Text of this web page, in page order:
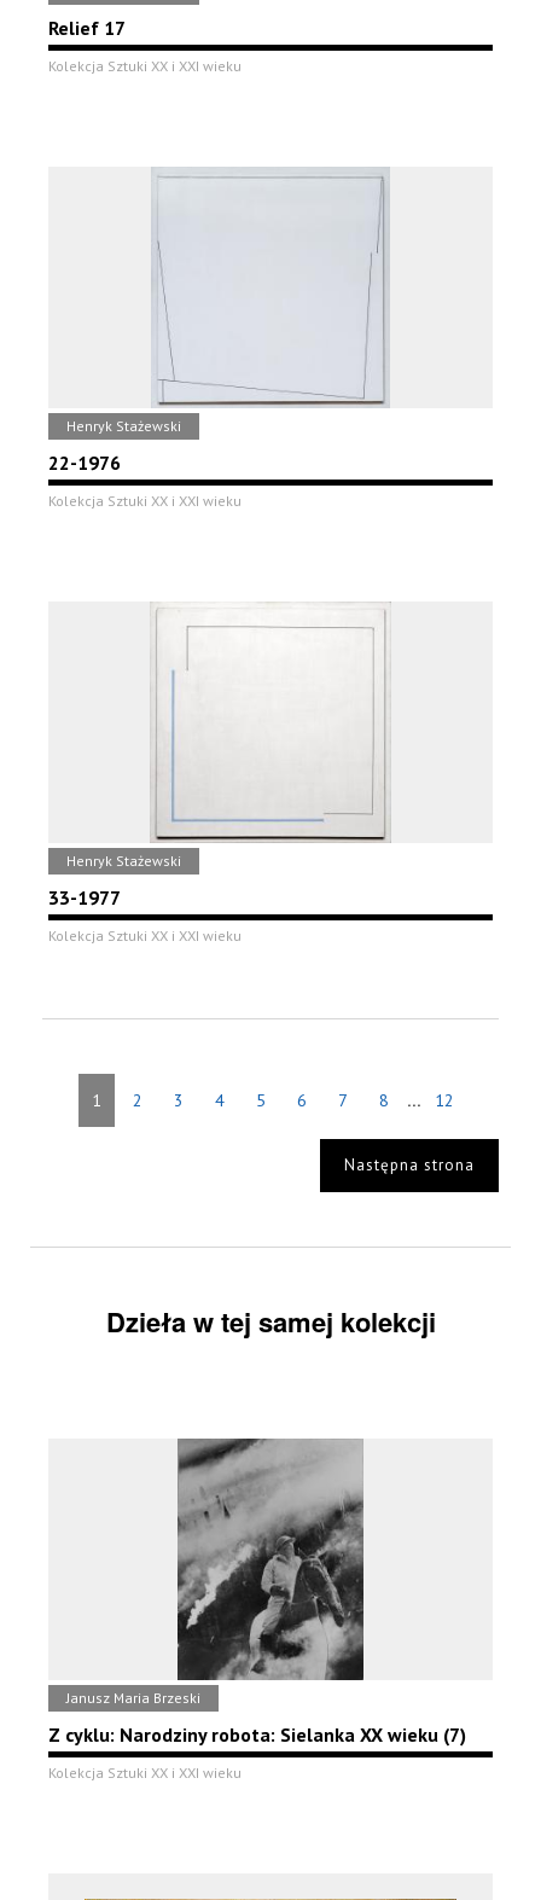
Relief 17
Kolekcja Sztuki XX i XXI wieku
Henryk Stażewski
22-1976
Kolekcja Sztuki XX i XXI wieku
Henryk Stażewski
33-1977
Kolekcja Sztuki XX i XXI wieku
1 2 3 4 5 6 7 8 ... 12
Następna strona
Dzieła w tej samej kolekcji
Janusz Maria Brzeski
Z cyklu: Narodziny robota: Sielanka XX wieku (7)
Kolekcja Sztuki XX i XXI wieku